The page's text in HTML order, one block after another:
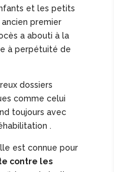
et les petits
premier
a abouti à la
à perpétuité de
dossiers
comme celui
toujours avec
.
est connue pour
contre les